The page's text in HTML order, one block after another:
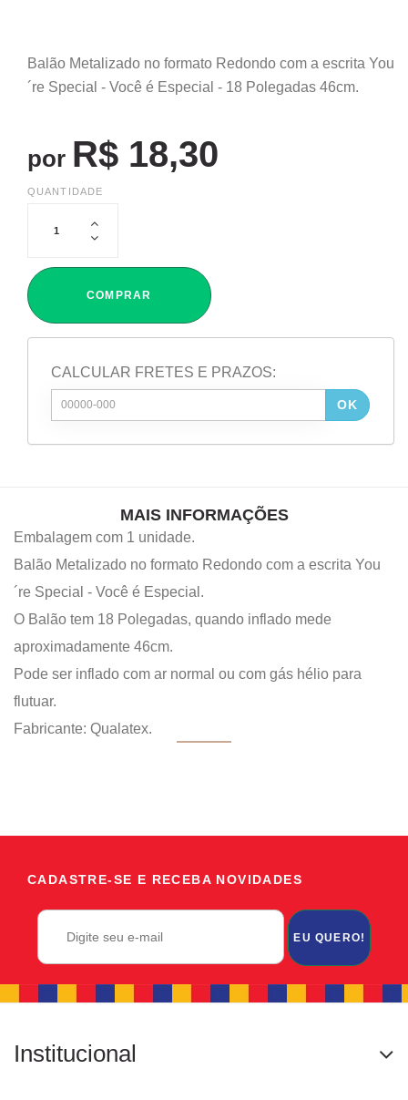
Balão Metalizado no formato Redondo com a escrita You
´re Special - Você é Especial - 18 Polegadas 46cm.
por R$ 18,30
QUANTIDADE
COMPRAR
CALCULAR FRETES E PRAZOS:
OK
MAIS INFORMAÇÕES
Embalagem com 1 unidade.
Balão Metalizado no formato Redondo com a escrita You
´re Special - Você é Especial.
O Balão tem 18 Polegadas, quando inflado mede
aproximadamente 46cm.
Pode ser inflado com ar normal ou com gás hélio para
flutuar.
Fabricante: Qualatex.
CADASTRE-SE E RECEBA NOVIDADES
EU QUERO!
Institucional